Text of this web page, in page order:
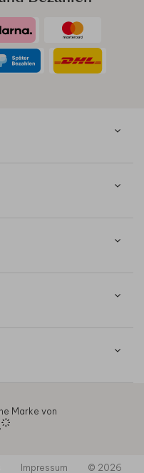
Marke von
Impressum © 2026